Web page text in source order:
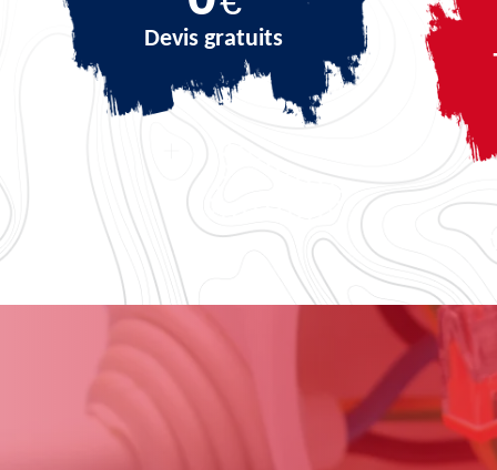
Devis gratuits